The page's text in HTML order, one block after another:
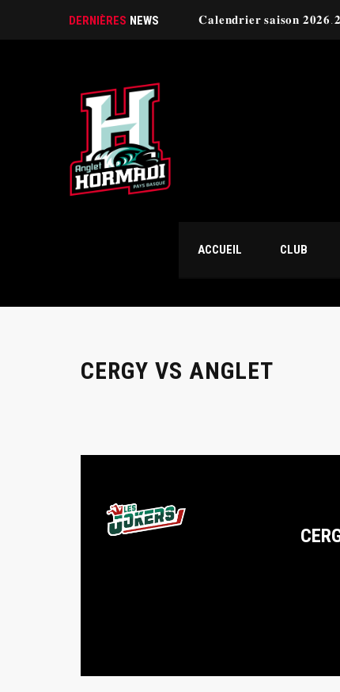
DERNIÈRES NEWS 𝐂𝐚𝐥𝐞𝐧𝐝𝐫𝐢𝐞𝐫 𝐬𝐚𝐢𝐬𝐨𝐧
ACCUEIL CLUB
CERGY VS ANGLET